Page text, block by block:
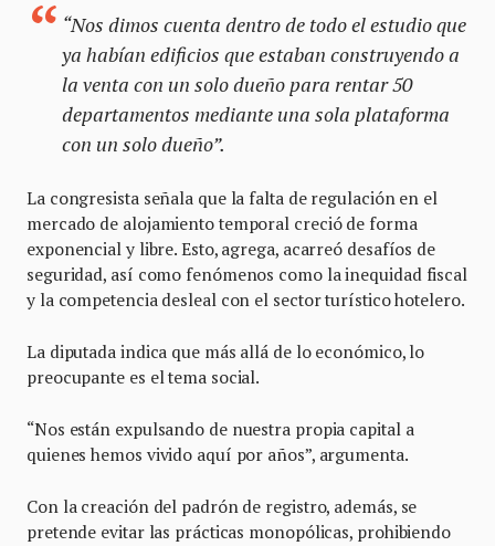
“Nos dimos cuenta dentro de todo el estudio que
ya habían edificios que estaban construyendo a
la venta con un solo dueño para rentar 50
departamentos mediante una sola plataforma
con un solo dueño”.
La congresista señala que la falta de regulación en el
mercado de alojamiento temporal creció de forma
exponencial y libre. Esto, agrega, acarreó desafíos de
seguridad, así como fenómenos como la inequidad fiscal
y la competencia desleal con el sector turístico hotelero.
La diputada indica que más allá de lo económico, lo
preocupante es el tema social.
“Nos están expulsando de nuestra propia capital a
quienes hemos vivido aquí por años”, argumenta.
Con la creación del padrón de registro, además, se
pretende evitar las prácticas monopólicas, prohibiendo